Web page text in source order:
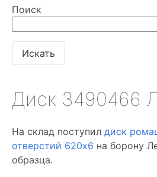
Поиск
Диск 3490466
На склад поступил диск
отверстий 620х6 на борону
образца.